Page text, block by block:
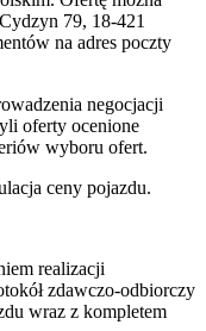
79, 18-421
na adres poczty
negocjacji
oferty ocenione
wyboru ofert.
ceny pojazdu.
realizacji
zdawczo-odbiorczy
wraz z kompletem